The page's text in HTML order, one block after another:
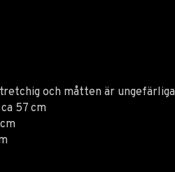
och måtten är ungefärliga
57 cm